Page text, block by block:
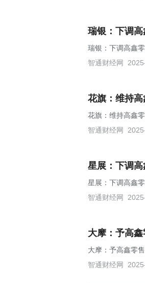
瑞银：下调
瑞银：下调高鑫
智通财经网
花旗：维持
花旗：维持高鑫
智通财经网
星展：下调
星展：下调高鑫
智通财经网
大摩：予高
大摩：予高鑫零
智通财经网